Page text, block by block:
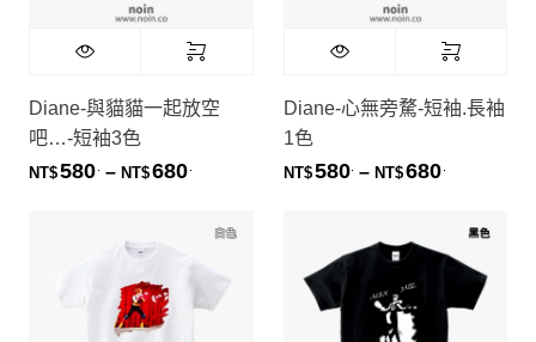
Diane-與貓貓一起放空
吧…-短袖3色
NT$580 – NT$680價格範圍：NT$580. 到 NT$680.
Diane-心無旁騖-短袖.長袖
1色
NT$580 – NT$680